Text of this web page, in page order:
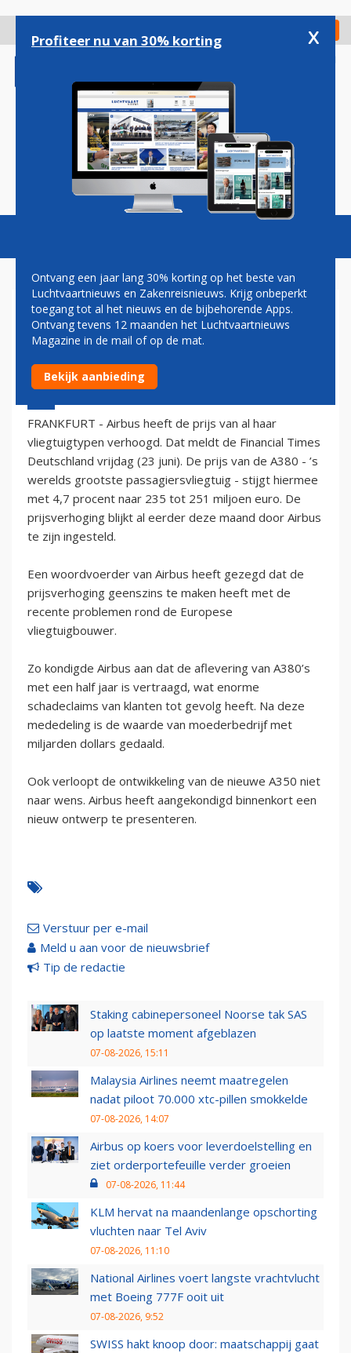
gaan
Check in
Magazine Podcasts Vacatures
AIRBUS VERHOOGT PRIJZEN
VAN ALLE VLIEGTUIGTYPEN
23 juni 2006 - 2:00
FRANKFURT - Airbus heeft de prijs van al haar
vliegtuigtypen verhoogd. Dat meldt de Financial Times
Deutschland vrijdag (23 juni). De prijs van de A380 - ’s
werelds grootste passagiersvliegtuig - stijgt hiermee
met 4,7 procent naar 235 tot 251 miljoen euro. De
prijsverhoging blijkt al eerder deze maand door Airbus
te zijn ingesteld.
Een woordvoerder van Airbus heeft gezegd dat de
prijsverhoging geenszins te maken heeft met de
recente problemen rond de Europese
vliegtuigbouwer.
Zo kondigde Airbus aan dat de aflevering van A380’s
met een half jaar is vertraagd, wat enorme
schadeclaims van klanten tot gevolg heeft. Na deze
mededeling is de waarde van moederbedrijf met
miljarden dollars gedaald.
Ook verloopt de ontwikkeling van de nieuwe A350 niet
naar wens. Airbus heeft aangekondigd binnenkort een
nieuw ontwerp te presenteren.
Verstuur per e-mail
Meld u aan voor de nieuwsbrief
Tip de redactie
Staking cabinepersoneel Noorse tak SAS
op laatste moment afgeblazen
07-08-2026, 15:11
Malaysia Airlines neemt maatregelen
nadat piloot 70.000 xtc-pillen smokkelde
07-08-2026, 14:07
Airbus op koers voor leverdoelstelling en
ziet orderportefeuille verder groeien
07-08-2026, 11:44
KLM hervat na maandenlange opschorting
vluchten naar Tel Aviv
07-08-2026, 11:10
National Airlines voert langste vrachtvlucht
met Boeing 777F ooit uit
07-08-2026, 9:52
SWISS hakt knoop door: maatschappij gaat
Profiteer nu van 30% korting x
Ontvang een jaar lang 30% korting op het beste van
Luchtvaartnieuws en Zakenreisnieuws. Krijg onbeperkt
toegang tot al het nieuws en de bijbehorende Apps.
Ontvang tevens 12 maanden het Luchtvaartnieuws
Magazine in de mail of op de mat.
Bekijk aanbieding